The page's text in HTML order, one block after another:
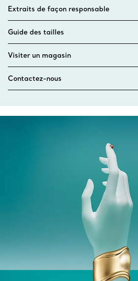
Extraits de façon responsable
Guide des tailles
Visiter un magasin
Contactez-nous